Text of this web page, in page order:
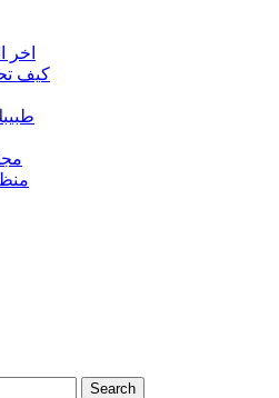
اخر
كيف